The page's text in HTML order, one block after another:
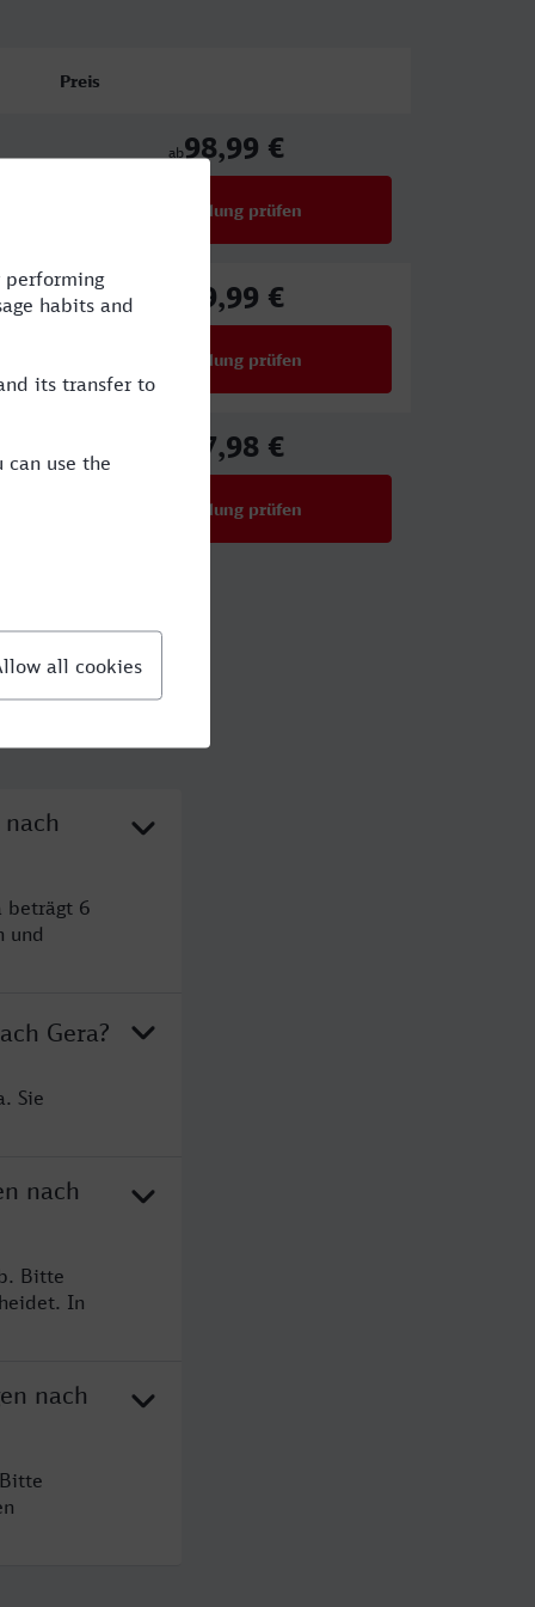
Preis
ab98,99 €
Verbindung prüfen
89,99 €
Verbindung prüfen
67,98 €
Verbindung prüfen
beträgt 6
und
Gera?
Sie
nach
Bitte
In
nach